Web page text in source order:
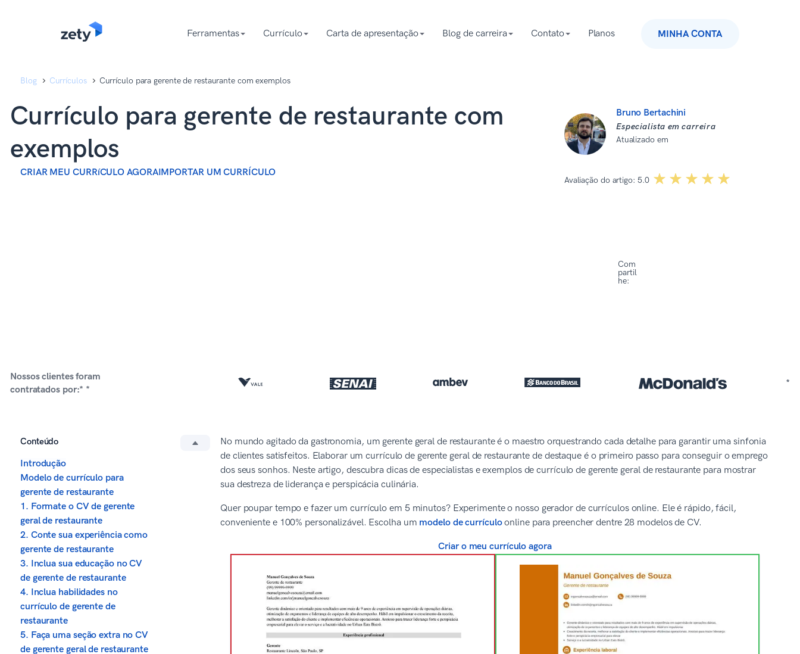
Ferramentas Currículo Carta de apresentação Blog de carreira Contato Planos MINHA CONTA
Blog Currículos Currículo para gerente de restaurante com exemplos
Currículo para gerente de restaurante com
exemplos
CRIAR MEU CURRíCULO AGORAIMPORTAR UM CURRÍCULO
Bruno Bertachini
Especialista em carreira
Atualizado em
Avaliação do artigo: 5.0 ☆☆☆☆☆
★★★★★
Com
partil
he:
Nossos clientes foram
contratados por:* *
*
Conteúdo
Introdução
Modelo de currículo para
gerente de restaurante
1. Formate o CV de gerente
geral de restaurante
2. Conte sua experiência como
gerente de restaurante
3. Inclua sua educação no CV
de gerente de restaurante
4. Inclua habilidades no
currículo de gerente de
restaurante
5. Faça uma seção extra no CV
de gerente geral de restaurante
No mundo agitado da gastronomia, um gerente geral de restaurante é o maestro orquestrando cada detalhe para garantir uma sinfonia
de clientes satisfeitos. Elaborar um currículo de gerente geral de restaurante de destaque é o primeiro passo para conseguir o emprego
dos seus sonhos. Neste artigo, descubra dicas de especialistas e exemplos de currículo de gerente geral de restaurante para mostrar
sua destreza de liderança e perspicácia culinária.
Quer poupar tempo e fazer um currículo em 5 minutos? Experimente o nosso gerador de currículos online. Ele é rápido, fácil,
conveniente e 100% personalizável. Escolha um modelo de currículoonline para preencher dentre 28 modelos de CV.
Criar o meu currículo agora